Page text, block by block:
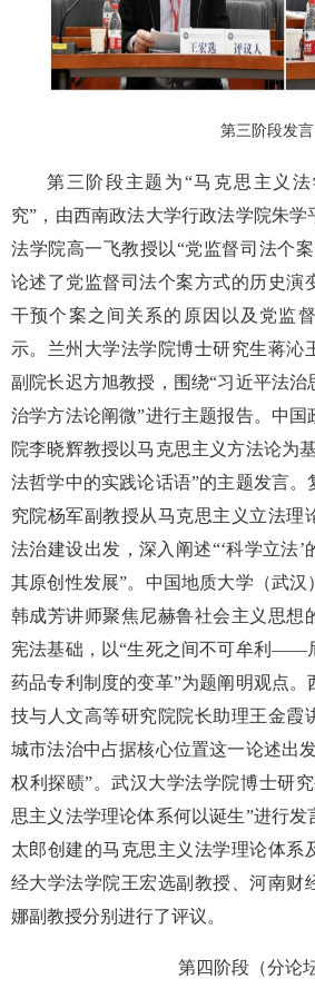
第三阶段发言
第三阶段主题为“马克思主义
究”，由西南政法大学行政法学院朱学
法学院高一飞教授以“党监督司法个
论述了党监督司法个案方式的历史演
干预个案之间关系的原因以及党监
示。兰州大学法学院博士研究生蒋沁
副院长迟方旭教授，围绕“习近平法治
治学方法论阐微”进行主题报告。中国
院李晓辉教授以马克思主义方法论为
法哲学中的实践论话语”的主题发言
究院杨军副教授从马克思主义立法理
法治建设出发，深入阐述“‘科学立法’
其原创性发展”。中国地质大学（武汉
韩成芳讲师聚焦尼赫鲁社会主义思想
宪法基础，以“生死之间不可牟利——
药品专利制度的变革”为题阐明观点
技与人文高等研究院院长助理王金霞
城市法治中占据核心位置这一论述出
权利探赜”。武汉大学法学院博士研
思主义法学理论体系何以诞生”进行发
太郎创建的马克思主义法学理论体系
经大学法学院王宏选副教授、河南财
娜副教授分别进行了评议。
第四阶段（分论